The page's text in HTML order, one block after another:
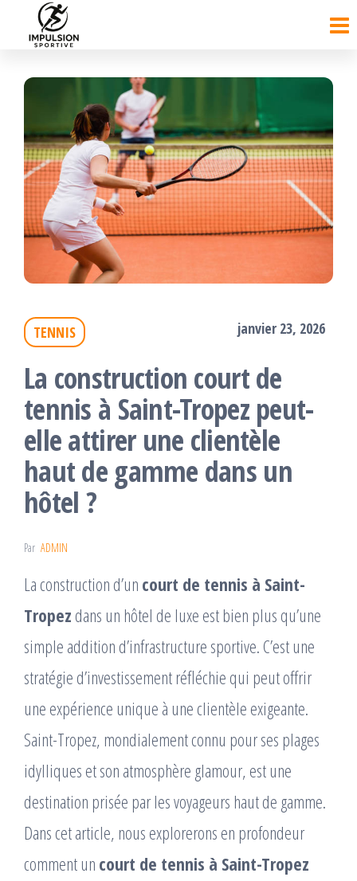
contenu
TENNIS janvier 23, 2026
La construction court de
tennis à Saint-Tropez peut-
elle attirer une clientèle
haut de gamme dans un
hôtel ?
Par ADMIN
La construction d’un court de tennis à Saint-
Tropez dans un hôtel de luxe est bien plus qu’une
simple addition d’infrastructure sportive. C’est une
stratégie d’investissement réfléchie qui peut offrir
une expérience unique à une clientèle exigeante.
Saint-Tropez, mondialement connu pour ses plages
idylliques et son atmosphère glamour, est une
destination prisée par les voyageurs haut de gamme.
Dans cet article, nous explorerons en profondeur
comment un court de tennis à Saint-Tropez